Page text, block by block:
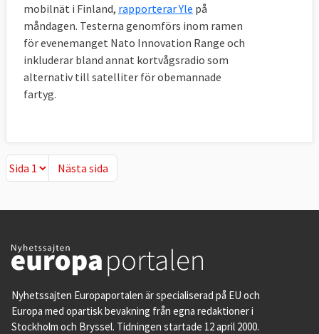
mobilnät i Finland, rapporterar Yle på
måndagen. Testerna genomförs inom ramen
för evenemanget Nato Innovation Range och
inkluderar bland annat kortvågsradio som
alternativ till satelliter för obemannade
fartyg.
Nästa sida
Nästa sida
Nyhetssajten Europaportalen är specialiserad på EU och
Europa med opartisk bevakning från egna redaktioner i
Stockholm och Bryssel. Tidningen startade 12 april 2000.